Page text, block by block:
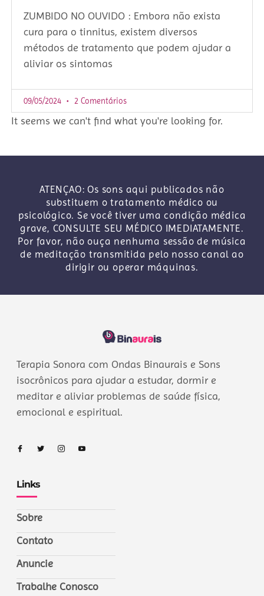
ZUMBIDO NO OUVIDO : Embora não exista
cura para o tinnitus, existem diversos
métodos de tratamento que podem ajudar a
aliviar os sintomas
09/05/2024 2 Comentários
It seems we can't find what you're looking for.
ATENÇAO: Os sons aqui publicados não
substituem o tratamento médico ou
psicológico. Se você tiver uma condição médica
grave, CONSULTE SEU MÉDICO IMEDIATAMENTE.
Por favor, não ouça nenhuma sessão de música
de meditação transmitida pelo nosso canal ao
dirigir ou operar máquinas.
Terapia Sonora com Ondas Binaurais e Sons
isocrônicos para ajudar a estudar, dormir e
meditar e aliviar problemas de saúde física,
emocional e espiritual.
Links
Sobre
Contato
Anuncie
Trabalhe Conosco